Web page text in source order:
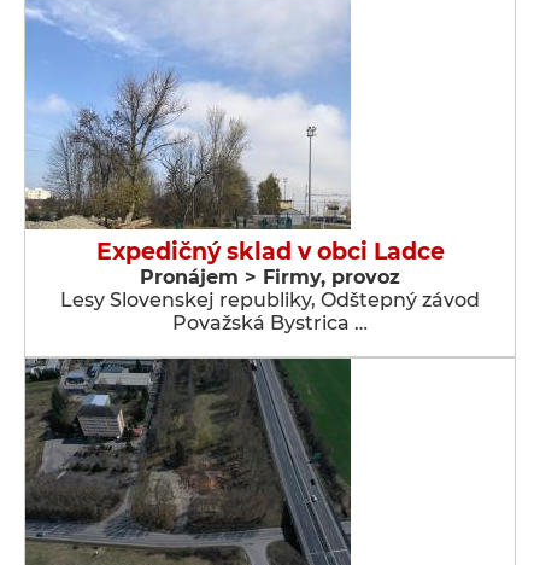
Expedičný sklad v obci Ladce
Pronájem > Firmy, provoz
Lesy Slovenskej republiky, Odštepný závod
Považská Bystrica …